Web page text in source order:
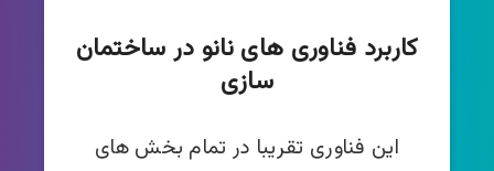
کاربرد فناوری های نانو در ساختمان
سازی
این فناوری تقریبا در تمام بخش های